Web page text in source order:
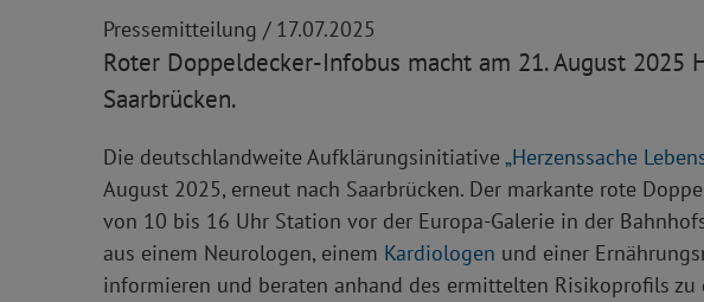
Pressemitteilung / 17.07.2025
Roter Doppeldecker-Infobus macht am 21. August 2025
Saarbrücken.
Die deutschlandweite Aufklärungsinitiative „Herzenssache
August 2025, erneut nach Saarbrücken. Der markante rote
von 10 bis 16 Uhr Station vor der Europa-Galerie in der
aus einem Neurologen, einem Kardiologen und einer
informieren und beraten anhand des ermittelten Risikoprofils zu